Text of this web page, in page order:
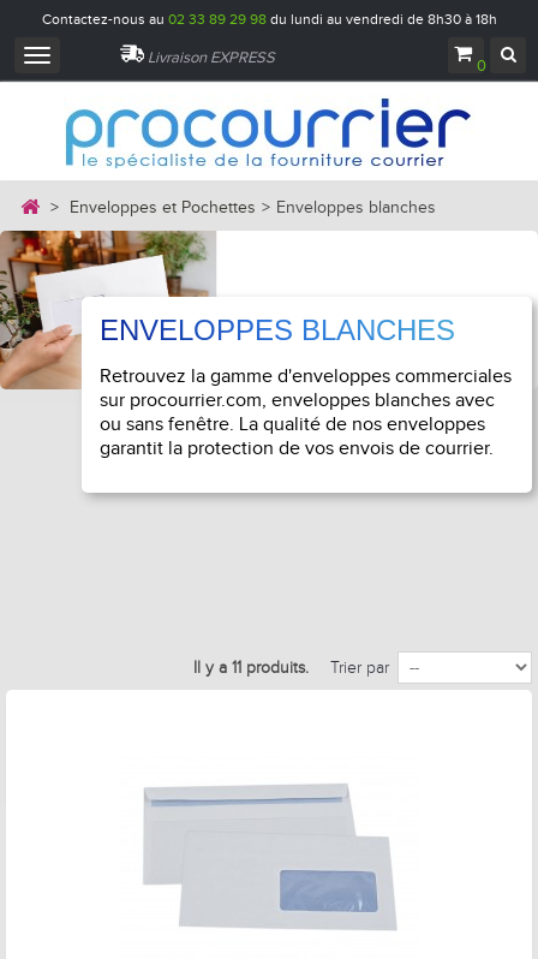
Contactez-nous au 02 33 89 29 98 du lundi au vendredi de 8h30 à 18h
Livraison EXPRESS 0
Navigation
bascule
> Enveloppes et Pochettes > Enveloppes blanches
ENVELOPPES BLANCHES
Retrouvez la gamme d'enveloppes commerciales
sur procourrier.com, enveloppes blanches avec
ou sans fenêtre. La qualité de nos enveloppes
garantit la protection de vos envois de courrier.
Il y a 11 produits. Trier par